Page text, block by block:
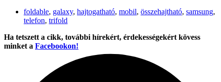
foldable, galaxy, hajtogatható, mobil, összehajtható, samsung,
telefon, trifold
Ha tetszett a cikk, további hírekért, érdekességekért kövess
minket a Facebookon!